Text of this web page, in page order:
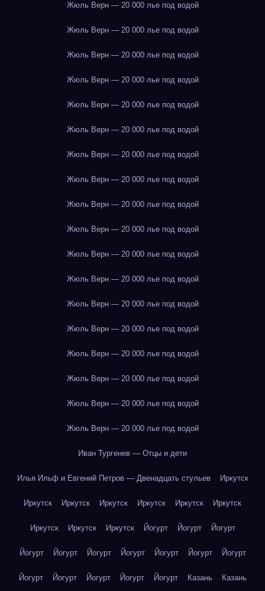
Жюль Верн — 20 000 лье под водой
Жюль Верн — 20 000 лье под водой
Жюль Верн — 20 000 лье под водой
Жюль Верн — 20 000 лье под водой
Жюль Верн — 20 000 лье под водой
Жюль Верн — 20 000 лье под водой
Жюль Верн — 20 000 лье под водой
Жюль Верн — 20 000 лье под водой
Жюль Верн — 20 000 лье под водой
Жюль Верн — 20 000 лье под водой
Жюль Верн — 20 000 лье под водой
Жюль Верн — 20 000 лье под водой
Жюль Верн — 20 000 лье под водой
Жюль Верн — 20 000 лье под водой
Жюль Верн — 20 000 лье под водой
Жюль Верн — 20 000 лье под водой
Жюль Верн — 20 000 лье под водой
Жюль Верн — 20 000 лье под водой
Иван Тургенев — Отцы и дети
Илья Ильф и Евгений Петров — Двенадцать стульев Иркутск
Иркутск Иркутск Иркутск Иркутск Иркутск Иркутск
Иркутск Иркутск Иркутск Йогурт Йогурт Йогурт
Йогурт Йогурт Йогурт Йогурт Йогурт Йогурт Йогурт
Йогурт Йогурт Йогурт Йогурт Йогурт Казань Казань